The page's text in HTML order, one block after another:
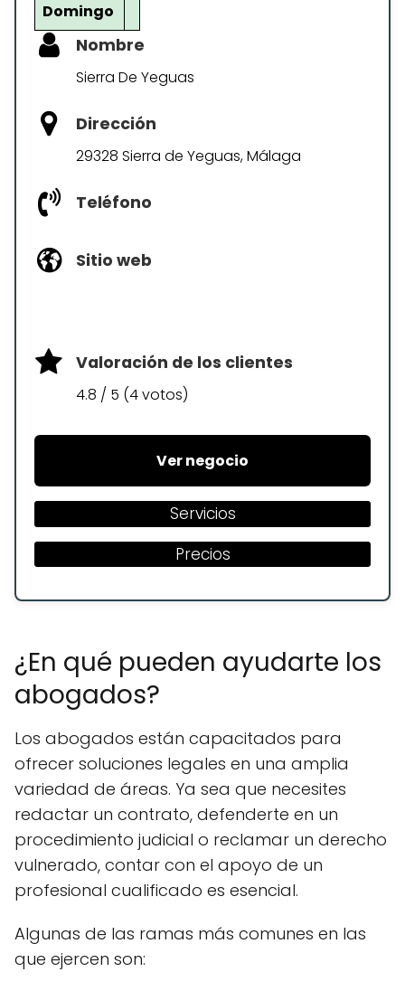
Domingo
Nombre
Sierra De Yeguas
Dirección
29328 Sierra de Yeguas, Málaga
Teléfono
Sitio web
Valoración de los clientes
4.8 / 5 (4 votos)
Ver negocio
Servicios
Precios
¿En qué pueden ayudarte los
abogados?
Los abogados están capacitados para
ofrecer soluciones legales en una amplia
variedad de áreas. Ya sea que necesites
redactar un contrato, defenderte en un
procedimiento judicial o reclamar un derecho
vulnerado, contar con el apoyo de un
profesional cualificado es esencial.
Algunas de las ramas más comunes en las
que ejercen son: